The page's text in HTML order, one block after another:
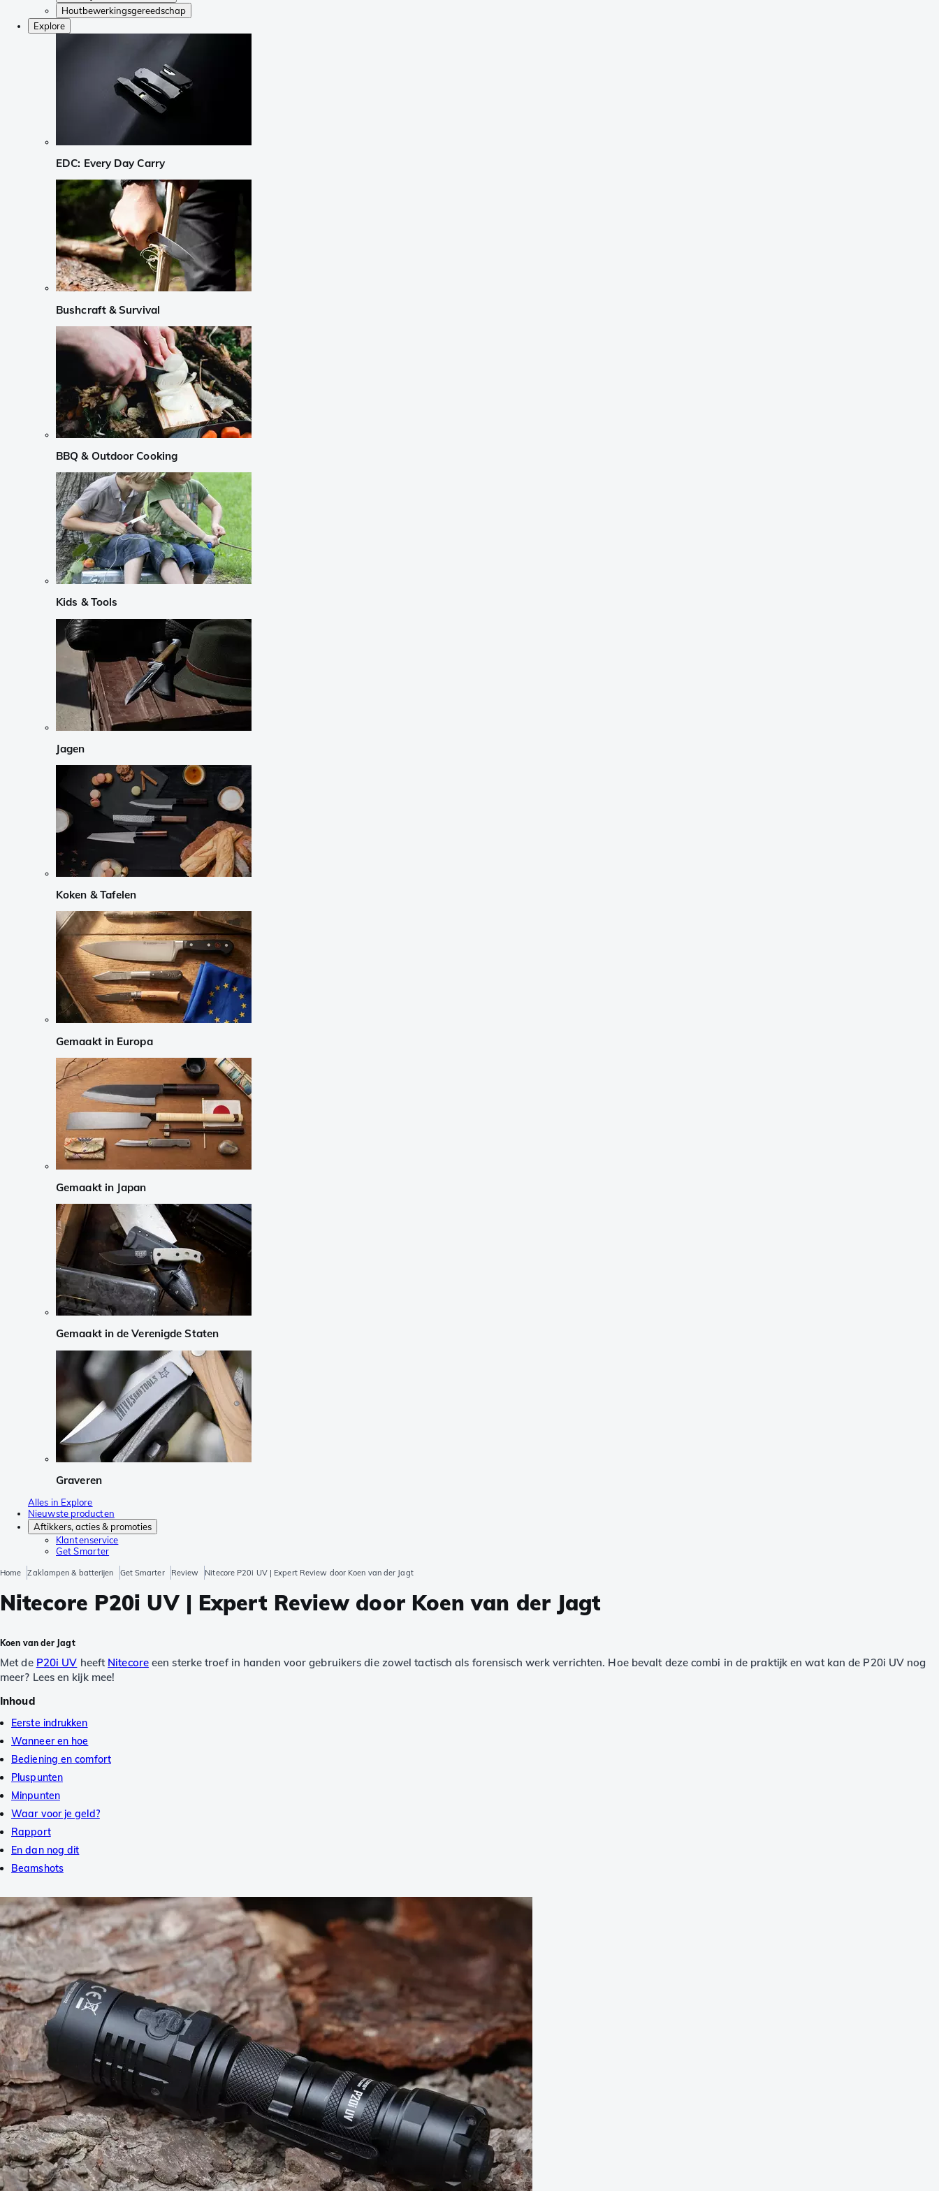
Houtbewerkingsgereedschap
Explore
EDC: Every Day Carry
Bushcraft & Survival
BBQ & Outdoor Cooking
Kids & Tools
Jagen
Koken & Tafelen
Gemaakt in Europa
Gemaakt in Japan
Gemaakt in de Verenigde Staten
Graveren
Alles in Explore
Nieuwste producten
Aftikkers, acties & promoties
Klantenservice
Get Smarter
Home Zaklampen & batterijen Get Smarter Review Nitecore P20i UV | Expert Review door Koen van der Jagt
Nitecore P20i UV | Expert Review door Koen van der Jagt
Koen van der Jagt
Met de P20i UV heeft Nitecoreeen sterke troef in handen voor gebruikers die zowel tactisch als forensisch werk verrichten. Hoe bevalt deze combi in de praktijk en wat kan de P20i UV nog
meer? Lees en kijk mee!
Inhoud
Eerste indrukken
Wanneer en hoe
Bediening en comfort
Pluspunten
Minpunten
Waar voor je geld?
Rapport
En dan nog dit
Beamshots